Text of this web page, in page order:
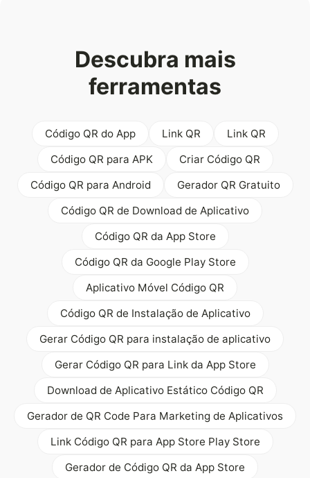
Descubra mais
ferramentas
Código QR do App Link QR
Link QR
Código QR para APK
Criar Código QR
Código QR para Android
Gerador QR Gratuito
Código QR de Download de Aplicativo
Código QR da App Store
Código QR da Google Play Store
Aplicativo Móvel Código QR
Código QR de Instalação de Aplicativo
Gerar Código QR para instalação de aplicativo
Gerar Código QR para Link da App Store
Download de Aplicativo Estático Código QR
Gerador de QR Code Para Marketing de Aplicativos
Link Código QR para App Store Play Store
Gerador de Código QR da App Store